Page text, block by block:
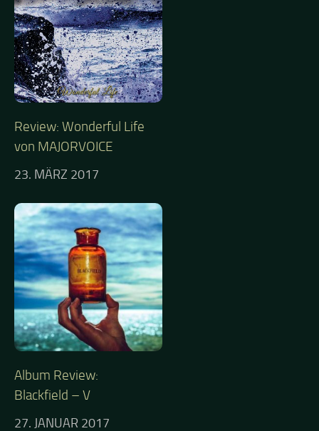
Review: Wonderful Life
von MAJORVOICE
23. MÄRZ 2017
Album Review:
Blackfield – V
27. JANUAR 2017